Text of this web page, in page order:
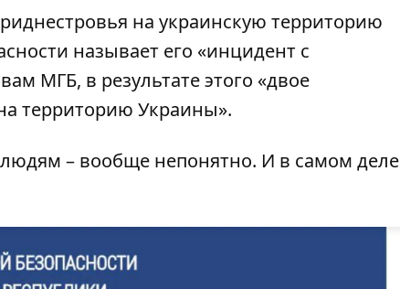
на украинскую территорию
называет его «инцидент с
МГБ, в результате этого «двое
территорию Украины».
– вообще непонятно. И в самом деле